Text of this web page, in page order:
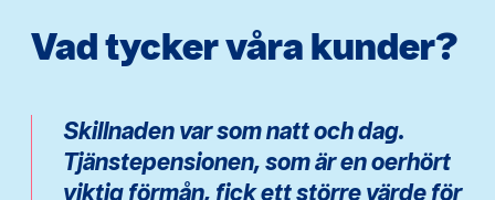
Vad tycker våra kunder?
Skillnaden var som natt och dag.
Tjänstepensionen, som är en oerhört
viktig förmån, fick ett större värde för